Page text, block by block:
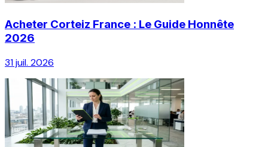
Acheter Corteiz France : Le Guide Honnête
2026
31 juil. 2026